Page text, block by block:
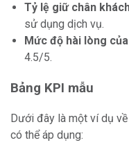
Tỷ lệ giữ chân
sử dụng dịch vụ.
Mức độ hài lòng
4.5/5.
Bảng KPI mẫu
Dưới đây là một ví dụ
có thể áp dụng: